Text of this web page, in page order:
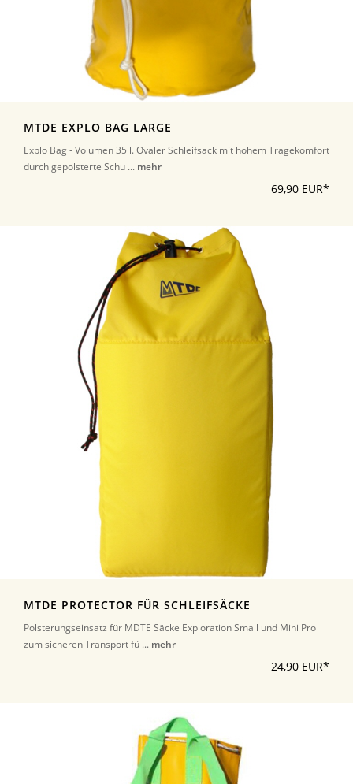
MTDE EXPLO BAG LARGE
Explo Bag - Volumen 35 l. Ovaler Schleifsack mit hohem Tragekomfort
durch gepolsterte Schu ... mehr
69,90 EUR*
MTDE PROTECTOR FÜR SCHLEIFSÄCKE
Polsterungseinsatz für MDTE Säcke Exploration Small und Mini Pro
zum sicheren Transport fü ... mehr
24,90 EUR*